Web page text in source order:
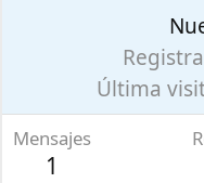
Última
Mensajes
1